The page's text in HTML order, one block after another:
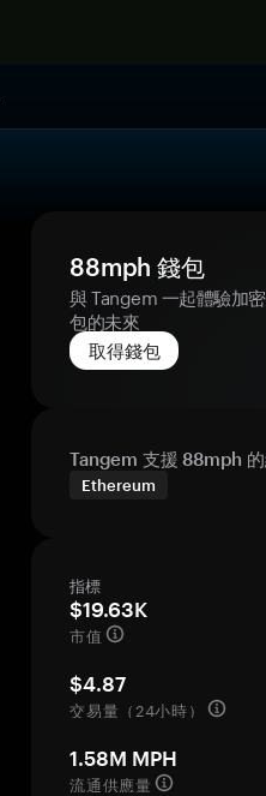
88mph 錢包
與 Tangem 一起體驗加
包的未來
取得錢包
Tangem 支援 88mph
Ethereum
指標
$19.63K
市值
$4.87
交易量（24小時）
1.58M MPH
流通供應量